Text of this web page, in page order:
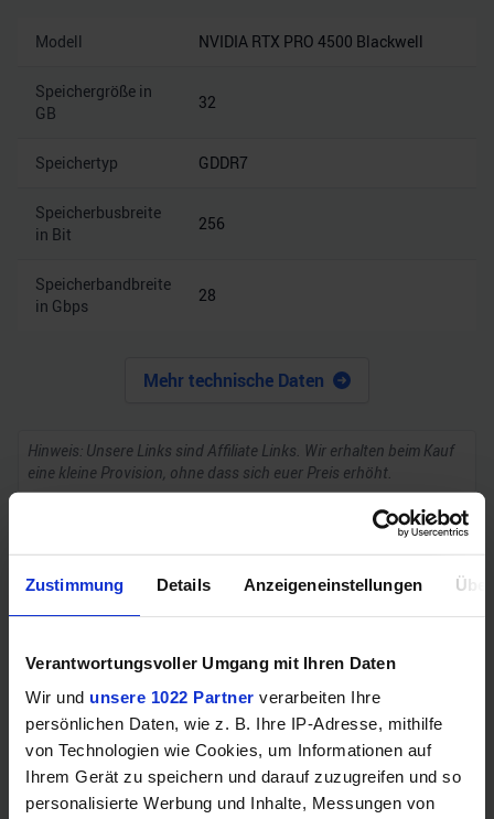
Zustimmung Details Anzeigeneinstellungen
Verantwortungsvoller Umgang mit Ihren Daten
Wir und unsere 1022 Partner verarbeiten Ihre
persönlichen Daten, wie z. B. Ihre IP-Adresse, mithilfe
von Technologien wie Cookies, um Informationen auf
Ihrem Gerät zu speichern und darauf zuzugreifen und so
personalisierte Werbung und Inhalte, Messungen von
Modell NVIDIA RTX PRO 4500 Blackwell
Speichergröße in
GB
32
Speichertyp GDDR7
Speicherbusbreite
in Bit
256
Speicherbandbreite
in Gbps
28
Mehr technische Daten
Hinweis: Unsere Links sind Affiliate Links. Wir erhalten beim Kauf
eine kleine Provision, ohne dass sich euer Preis erhöht.
ZUM BESTPREIS
Vergleichen
GEWINNSPIEL
Gewinne einen MSI Gaming PC mit RTX 5070